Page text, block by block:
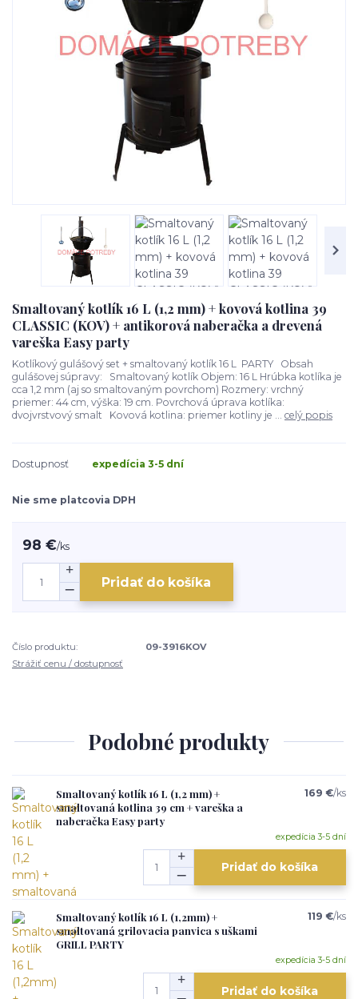
Smaltovaný kotlík 16 L (1,2 mm) + kovová kotlina 39
CLASSIC (KOV) + antikorová naberačka a drevená
vareška Easy party
Kotlíkový gulášový set + smaltovaný kotlík 16 L PARTY Obsah
gulášovej súpravy: Smaltovaný kotlík Objem: 16 L Hrúbka kotlíka je
cca 1,2 mm (aj so smaltovaným povrchom) Rozmery: vrchný
priemer: 44 cm, výška: 19 cm. Povrchová úprava kotlíka:
dvojvrstvový smalt Kovová kotlina: priemer kotliny je ... celý popis
Dostupnosť expedícia 3-5 dní
Nie sme platcovia DPH
98 €/ks
Pridať do košíka
Číslo produktu:
09-3916KOV
Strážiť cenu / dostupnosť
Podobné produkty
Smaltovaný kotlík 16 L (1,2 mm) +
smaltovaná kotlina 39 cm + vareška a
naberačka Easy party
169 €/ks
expedícia 3-5 dní
Pridať do košíka
Smaltovaný kotlík 16 L (1,2mm) +
smaltovaná grilovacia panvica s uškami
GRILL PARTY
119 €/ks
expedícia 3-5 dní
Pridať do košíka